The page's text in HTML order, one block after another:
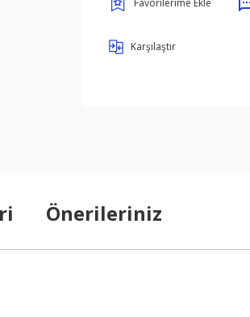
Karşılaştır
Önerileriniz